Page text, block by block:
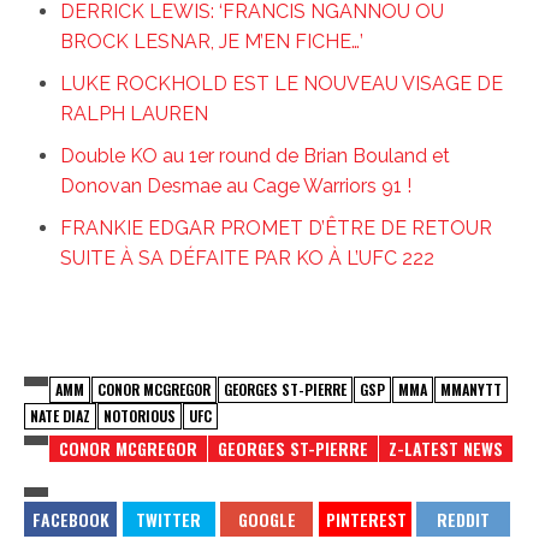
DERRICK LEWIS: ‘FRANCIS NGANNOU OU
BROCK LESNAR, JE M’EN FICHE…’
LUKE ROCKHOLD EST LE NOUVEAU VISAGE DE
RALPH LAUREN
Double KO au 1er round de Brian Bouland et
Donovan Desmae au Cage Warriors 91 !
FRANKIE EDGAR PROMET D’ÊTRE DE RETOUR
SUITE À SA DÉFAITE PAR KO À L’UFC 222
AMM CONOR MCGREGOR GEORGES ST-PIERRE GSP MMA
MMANYTT
NATE DIAZ
NOTORIOUS UFC
CONOR MCGREGOR GEORGES ST-PIERRE Z-LATEST NEWS